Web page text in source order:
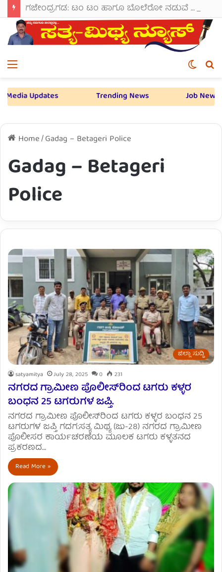
ಗಜೇಂದ್ರಗಡ: ಟಂ ಟಂ ಹಾಗೂ ಬೊಲೆರೋ ನಡುವೆ ಭೀಕರ ಡಿಕ್ಕಿ; 7-8 ಜನರಿಗೆ ಗಾಯ.
Switch
Updates
Trending News Job News
Home/Gadag – Betageri Police
Gadag – Betageri
Police
ಜಿಲ್ಲಾ ಸುದ್ದಿ
satyamitya
July 28, 2025 0 231
ನಗರದ ಗ್ರಾಮೀಣ ಪೊಲೀಸ್‌ರಿಂದ ಟಗರು ಕಳ್ಳರ
ಬಂಧನ 25 ಟಗರುಗಳ ಜಪ್ತಿ.
ನಗರದ ಗ್ರಾಮೀಣ ಪೊಲೀಸ್‌ರಿಂದ ಟಗರು ಕಳ್ಳರ ಬಂಧನ 25
ಟಗರುಗಳ ಜಪ್ತಿ ಗದಗ:ಸತ್ಯ ಮಿಥ್ಯ (ಜು-28) ನಗರದ ಗ್ರಾಮೀಣ
ಪೊಲೀಸರ ಕಾರ್ಯಚರಣೆಯ ಮೂಲಕ ಟಗರು ಕಳ್ಳತನದ
ಪ್ರಕರಣದ…
Read More »